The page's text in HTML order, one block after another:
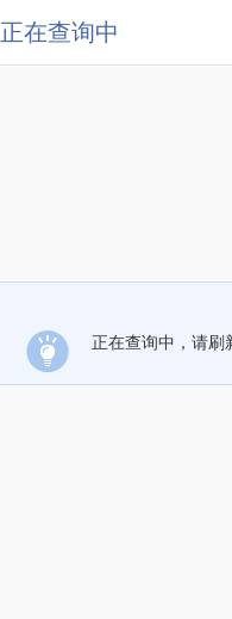
正在查询中
正在查询中，请刷